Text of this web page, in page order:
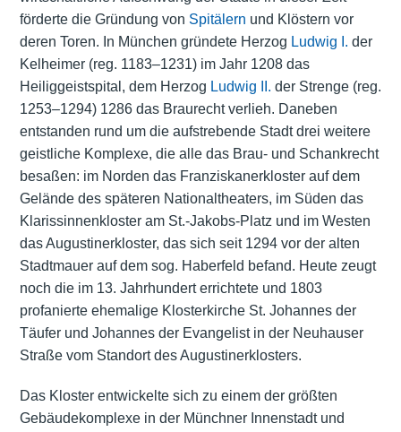
förderte die Gründung von Spitälern und Klöstern vor
deren Toren. In München gründete Herzog Ludwig I. der
Kelheimer (reg. 1183–1231) im Jahr 1208 das
Heiliggeistspital, dem Herzog Ludwig II. der Strenge (reg.
1253–1294) 1286 das Braurecht verlieh. Daneben
entstanden rund um die aufstrebende Stadt drei weitere
geistliche Komplexe, die alle das Brau- und Schankrecht
besaßen: im Norden das Franziskanerkloster auf dem
Gelände des späteren Nationaltheaters, im Süden das
Klarissinnenkloster am St.-Jakobs-Platz und im Westen
das Augustinerkloster, das sich seit 1294 vor der alten
Stadtmauer auf dem sog. Haberfeld befand. Heute zeugt
noch die im 13. Jahrhundert errichtete und 1803
profanierte ehemalige Klosterkirche St. Johannes der
Täufer und Johannes der Evangelist in der Neuhauser
Straße vom Standort des Augustinerklosters.
Das Kloster entwickelte sich zu einem der größten
Gebäudekomplexe in der Münchner Innenstadt und